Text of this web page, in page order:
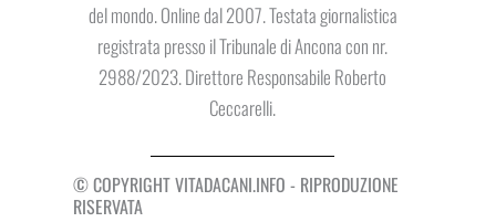
del mondo. Online dal 2007. Testata giornalistica
registrata presso il Tribunale di Ancona con nr.
2988/2023. Direttore Responsabile Roberto
Ceccarelli.
© COPYRIGHT VITADACANI.INFO - RIPRODUZIONE
RISERVATA